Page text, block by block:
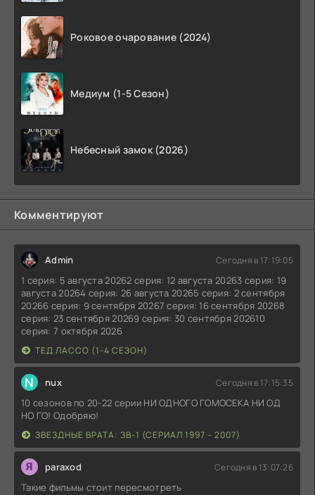
Роковое очарование (2024)
Медиум (1-5 Сезон)
Небесный замок (2026)
Комментируют
Admin Сегодня в 17:19:05
1 серия: 5 августа 20262 серия: 12 августа 20263 серия: 19
августа 20264 серия: 26 августа 20265 серия: 2 сентября
20266 серия: 9 сентября 20267 серия: 16 сентября 20268
серия: 23 сентября 20269 серия: 30 сентября 202610
серия: 7 октября 2026
ТЕД ЛАССО (1-4 СЕЗОН)
N nux Сегодня в 17:15:35
10 сезонов по 20-22 серии НИ ОДНОГО ГОМОСЕКА НИ ОД
НО ГО! Одобряю!
ЗВЕЗДНЫЕ ВРАТА: ЗВ-1 (СЕРИАЛ 1997 – 2007)
paraxod Сегодня в 13:07:26
Такие фильмы стоит пересмотреть